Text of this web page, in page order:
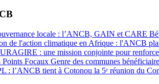
locale : l’ANCB, GAIN et CARE
de l'action climatique en Afrique : l'ANCB
: une mission conjointe pour
Points Focaux Genre des communes
: l’ANCB tient à Cotonou la 5ᵉ réunion du